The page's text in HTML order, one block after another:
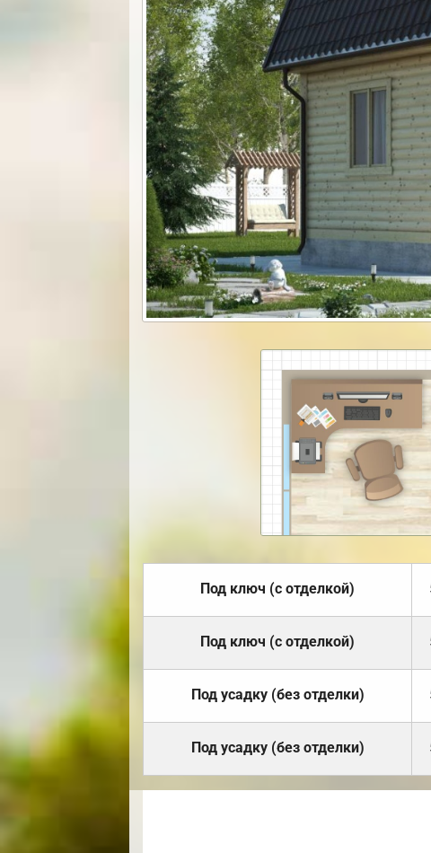
Под ключ (с отделкой)
Под ключ (с отделкой)
Под усадку (без отделки)
Под усадку (без отделки)